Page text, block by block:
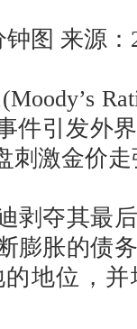
图 来源：
件引发外
刺激金价
剥夺其最
膨胀的债
地位，